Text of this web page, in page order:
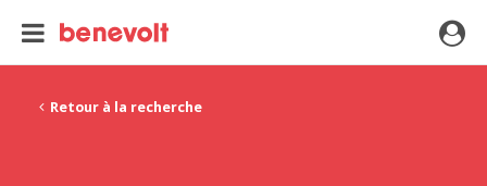
Retour à la recherche